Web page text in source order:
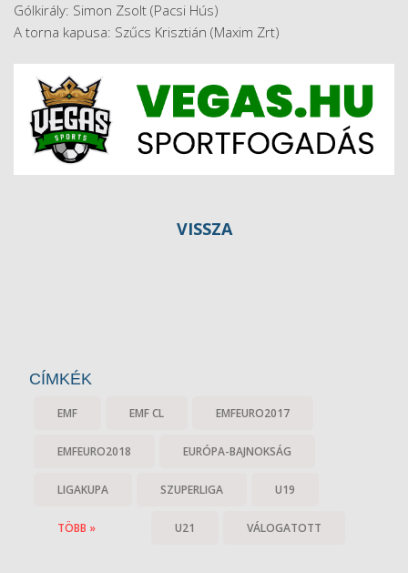
Gólkirály: Simon Zsolt (Pacsi Hús)
A torna kapusa: Szűcs Krisztián (Maxim Zrt)
VISSZA
CÍMKÉK
EMF EMF CL EMFEURO2017
EMFEURO2018 EURÓPA-BAJNOKSÁG
LIGAKUPA SZUPERLIGA U19
U21 VÁLOGATOTT
TÖBB »